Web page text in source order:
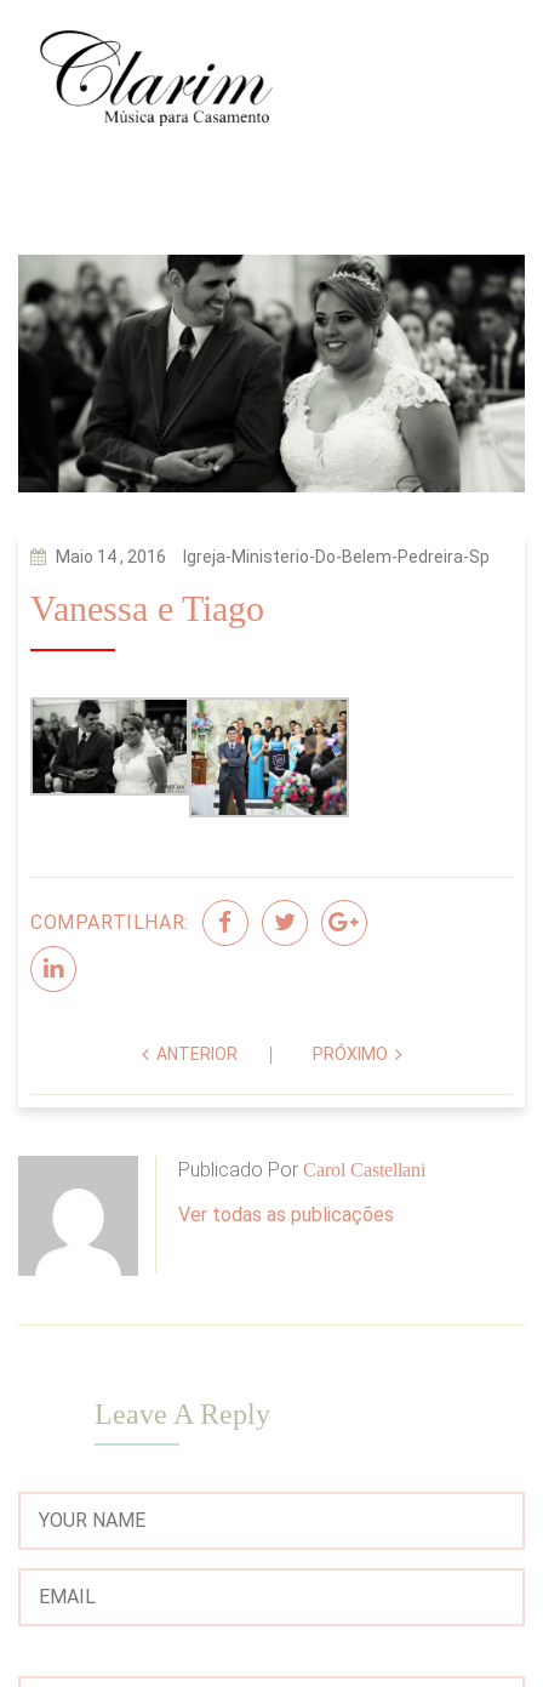
Maio 14 , 2016 Igreja-Ministerio-Do-Belem-Pedreira-Sp
Vanessa e Tiago
COMPARTILHAR:
ANTERIOR PRÓXIMO
Publicado Por Carol Castellani
Ver todas as publicações
Leave A Reply